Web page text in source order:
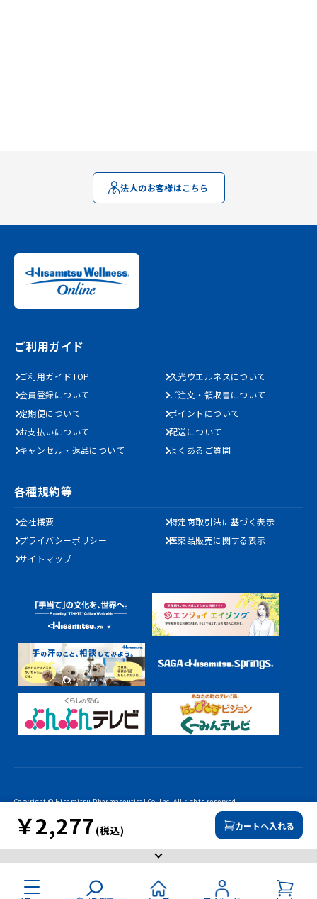
￥2,277 (税込) カートへ入れる
法人のお客様はこちら
ご利用ガイド
ご利用ガイドTOP
久光ウエルネスについて
会員登録について
ご注文・領収書について
定期便について
ポイントについて
お支払いについて
配送について
キャンセル・返品について
よくあるご質問
各種規約等
会社概要
特定商取引法に基づく表示
プライバシーポリシー
医薬品販売に関する表示
サイトマップ
Copyright © Hisamitsu Pharmaceutical Co.,Inc. All rights reserved.